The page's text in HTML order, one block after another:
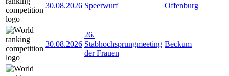
30.08.2026 Speerwurf Offenburg
30.08.2026
26.
Stabhochsprungmeeting
der Frauen
Beckum